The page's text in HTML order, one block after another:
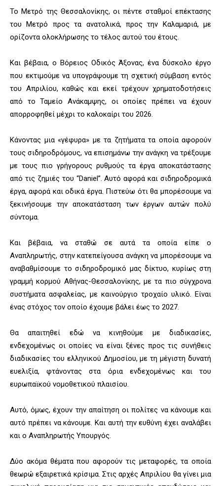
Το Μετρό της Θεσσαλονίκης, οι πέντε σταθμοί επέκτασης
του Μετρό προς τα ανατολικά, προς την Καλαμαριά, με
ορίζοντα ολοκλήρωσης το τέλος αυτού του έτους.
Και βέβαια, ο Βόρειος Οδικός Άξονας, ένα δύσκολο έργο
που εκτιμούμε να υπογράψουμε τη σχετική σύμβαση εντός
του Απριλίου, καθώς και εκεί τρέχουν χρηματοδοτήσεις
από το Ταμείο Ανάκαμψης, οι οποίες πρέπει να έχουν
απορροφηθεί μέχρι το καλοκαίρι του 2026.
Κάνοντας μια «γέφυρα» με τα ζητήματα τα οποία αφορούν
τους σιδηροδρόμους, να επισημάνω την ανάγκη να τρέξουμε
με τους πιο γρήγορους ρυθμούς τα έργα αποκατάστασης
από τις ζημιές του “Daniel”. Αυτό αφορά και σιδηροδρομικά
έργα, αφορά και οδικά έργα. Πιστεύω ότι θα μπορέσουμε να
ξεκινήσουμε την αποκατάσταση των έργων αυτών πολύ
σύντομα.
Και βέβαια, να σταθώ σε αυτά τα οποία είπε ο
Αναπληρωτής, στην κατεπείγουσα ανάγκη να μπορέσουμε να
αναβαθμίσουμε το σιδηροδρομικό μας δίκτυο, κυρίως στη
γραμμή κορμού Αθήνας-Θεσσαλονίκης, με τα πιο σύγχρονα
συστήματα ασφαλείας, με καινούργιο τροχαίο υλικό. Είναι
ένας στόχος τον οποίο έχουμε βάλει έως το 2027.
Θα απαιτηθεί εδώ να κινηθούμε με διαδικασίες,
ενδεχομένως οι οποίες να είναι ξένες προς τις συνήθεις
διαδικασίες του ελληνικού Δημοσίου, με τη μέγιστη δυνατή
ευελιξία, φτάνοντας στα όρια ενδεχομένως και του
ευρωπαϊκού νομοθετικού πλαισίου.
Αυτό, όμως, έχουν την απαίτηση οι πολίτες να κάνουμε και
αυτό πρέπει να κάνουμε. Και αυτή την ευθύνη έχει αναλάβει
και ο Αναπληρωτής Υπουργός.
Δύο ακόμα θέματα που αφορούν τις μεταφορές, τα οποία
θεωρώ εξαιρετικά κρίσιμα. Στις αρχές Απριλίου θα γίνει μια